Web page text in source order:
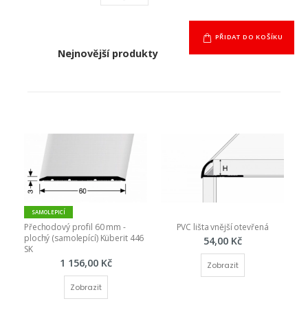
PŘIDAT DO KOŠÍKU
Nejnovější produkty
SAMOLEPICÍ
Přechodový profil 60 mm -
plochý (samolepící) Küberit 446
SK
1 156,00 Kč
Zobrazit
PVC lišta vnější otevřená
54,00 Kč
Zobrazit